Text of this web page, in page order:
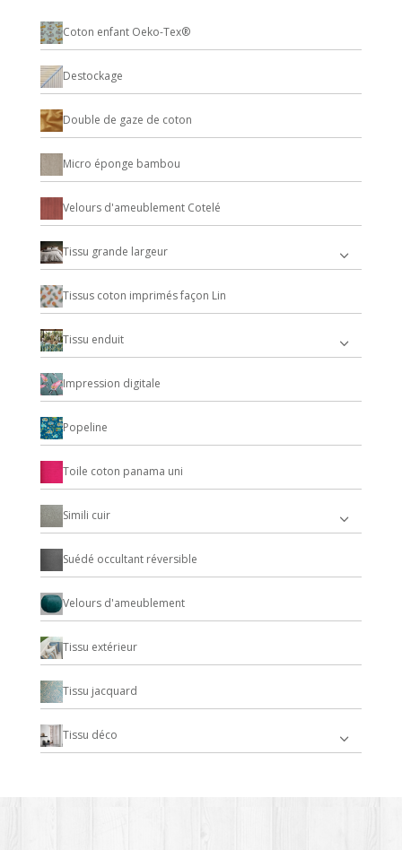
Coton enfant Oeko-Tex®
Destockage
Double de gaze de coton
Micro éponge bambou
Velours d'ameublement Cotelé
Tissu grande largeur
Tissus coton imprimés façon Lin
Tissu enduit
Impression digitale
Popeline
Toile coton panama uni
Simili cuir
Suédé occultant réversible
Velours d'ameublement
Tissu extérieur
Tissu jacquard
Tissu déco